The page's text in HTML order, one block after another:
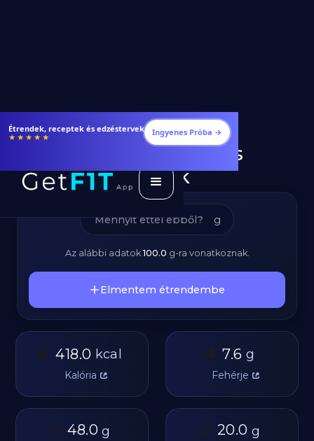
Fogyj és izmosodj hatékonyabban
★★★★★ Ingyenes Próba →
Kakaós Csiga -
Kalóriatartalom és
Tápanyagok
g
Az alábbi adatok100.0 g-ra vonatkoznak.
Elmentem étrendembe
🔥 418.0 kcal
Kalória
🥩 7.6 g
Fehérje
🥔 48.0 g 🫒 20.0 g